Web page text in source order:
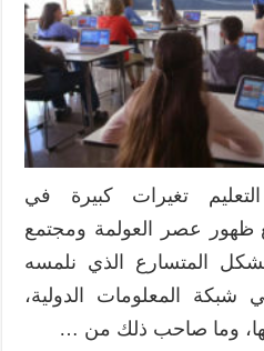
الإلكترونية
في
التعليم
السعودي
العام
باستخدام
نموذج
هافلوك
و
زلوتولو
مغلقة
تغيرات كبيرة في
ظهور عصر العولمة ومجتمع
بالشكل المتسارع الذي نلمسه
شبكة المعلومات الدولية،
وما صاحب ذلك من …